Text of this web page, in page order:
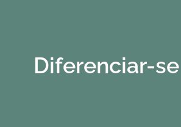
Diferenciar-